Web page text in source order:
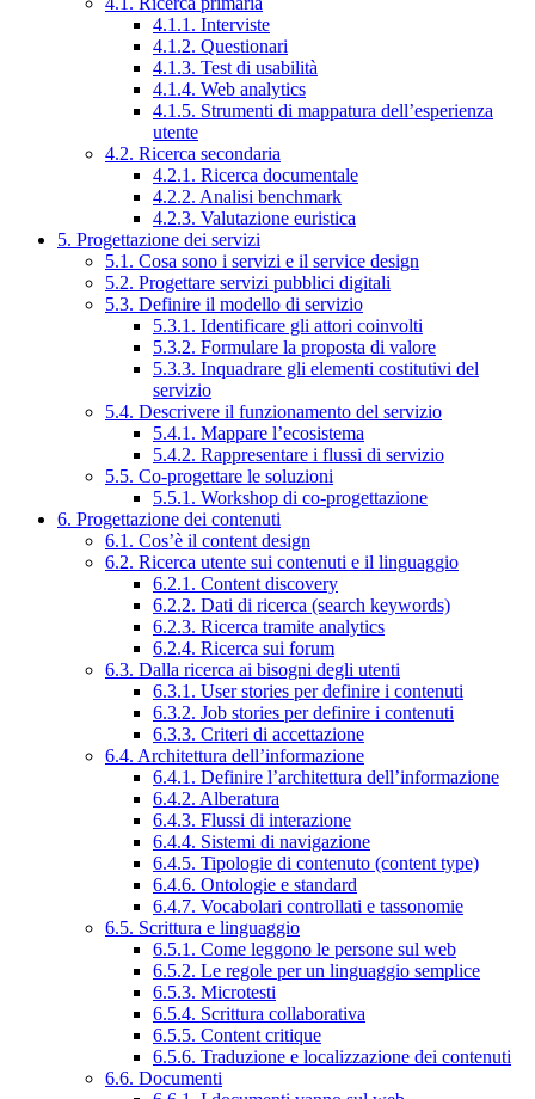
4.1.1. Interviste
4.1.2. Questionari
4.1.3. Test di usabilità
4.1.4. Web analytics
4.1.5. Strumenti di mappatura dell’esperienza
utente
4.2. Ricerca secondaria
4.2.1. Ricerca documentale
4.2.2. Analisi benchmark
4.2.3. Valutazione euristica
5. Progettazione dei servizi
5.1. Cosa sono i servizi e il service design
5.2. Progettare servizi pubblici digitali
5.3. Definire il modello di servizio
5.3.1. Identificare gli attori coinvolti
5.3.2. Formulare la proposta di valore
5.3.3. Inquadrare gli elementi costitutivi del
servizio
5.4. Descrivere il funzionamento del servizio
5.4.1. Mappare l’ecosistema
5.4.2. Rappresentare i flussi di servizio
5.5. Co-progettare le soluzioni
5.5.1. Workshop di co-progettazione
6. Progettazione dei contenuti
6.1. Cos’è il content design
6.2. Ricerca utente sui contenuti e il linguaggio
6.2.1. Content discovery
6.2.2. Dati di ricerca (search keywords)
6.2.3. Ricerca tramite analytics
6.2.4. Ricerca sui forum
6.3. Dalla ricerca ai bisogni degli utenti
6.3.1. User stories per definire i contenuti
6.3.2. Job stories per definire i contenuti
6.3.3. Criteri di accettazione
6.4. Architettura dell’informazione
6.4.1. Definire l’architettura dell’informazione
6.4.2. Alberatura
6.4.3. Flussi di interazione
6.4.4. Sistemi di navigazione
6.4.5. Tipologie di contenuto (content type)
6.4.6. Ontologie e standard
6.4.7. Vocabolari controllati e tassonomie
6.5. Scrittura e linguaggio
6.5.1. Come leggono le persone sul web
6.5.2. Le regole per un linguaggio semplice
6.5.3. Microtesti
6.5.4. Scrittura collaborativa
6.5.5. Content critique
6.5.6. Traduzione e localizzazione dei contenuti
6.6. Documenti